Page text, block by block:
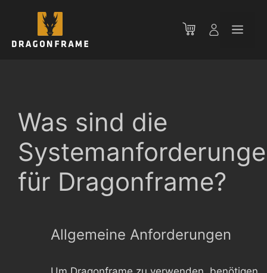
springen
Was sind die
für Dragonframe?
Allgemeine Anforderungen